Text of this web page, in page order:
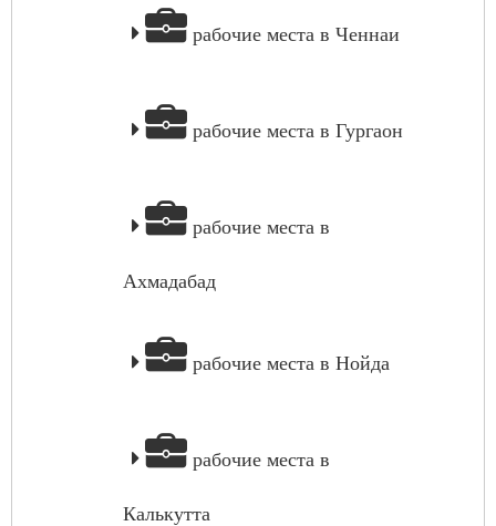
рабочие места в Ченнаи
рабочие места в Гургаон
рабочие места в
Ахмадабад
рабочие места в Нойда
рабочие места в
Калькутта